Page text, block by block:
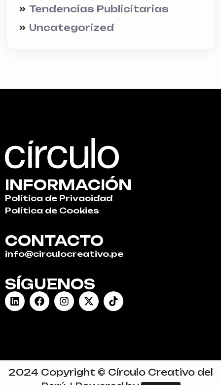
Tendencias Publicitarias
Uncategorized
INFORMACIÓN
Política de Privacidad
Política de Cookies
CONTACTO
info@circulocreativo.pe
SÍGUENOS
2024 Copyright © Círculo Creativo del